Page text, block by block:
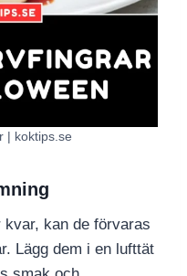
| koktips.se
kan de förvaras
Lägg dem i en lufttät